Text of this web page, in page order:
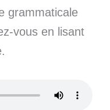
grammaticale
vous en lisant